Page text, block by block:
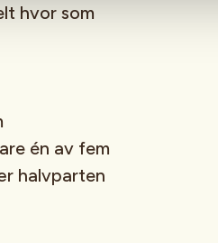
hvor som
én av fem
halvparten